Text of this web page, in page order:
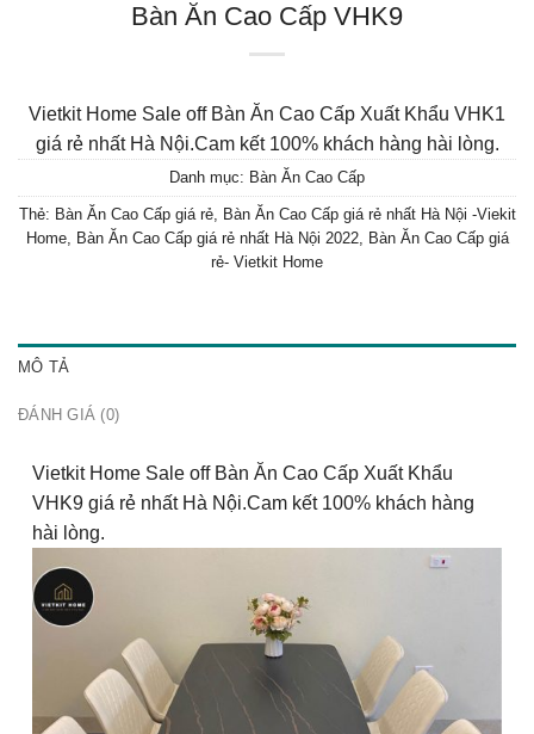
Bàn Ăn Cao Cấp VHK9
Vietkit Home Sale off Bàn Ăn Cao Cấp Xuất Khẩu VHK1
giá rẻ nhất Hà Nội.Cam kết 100% khách hàng hài lòng.
Danh mục: Bàn Ăn Cao Cấp
Thẻ: Bàn Ăn Cao Cấp giá rẻ, Bàn Ăn Cao Cấp giá rẻ nhất Hà Nội -Viekit
Home, Bàn Ăn Cao Cấp giá rẻ nhất Hà Nội 2022, Bàn Ăn Cao Cấp giá
rẻ- Vietkit Home
MÔ TẢ
ĐÁNH GIÁ (0)
Vietkit Home Sale off Bàn Ăn Cao Cấp Xuất Khẩu
VHK9 giá rẻ nhất Hà Nội.Cam kết 100% khách hàng
hài lòng.